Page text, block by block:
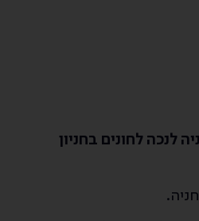
לנכה לחונים בחניון